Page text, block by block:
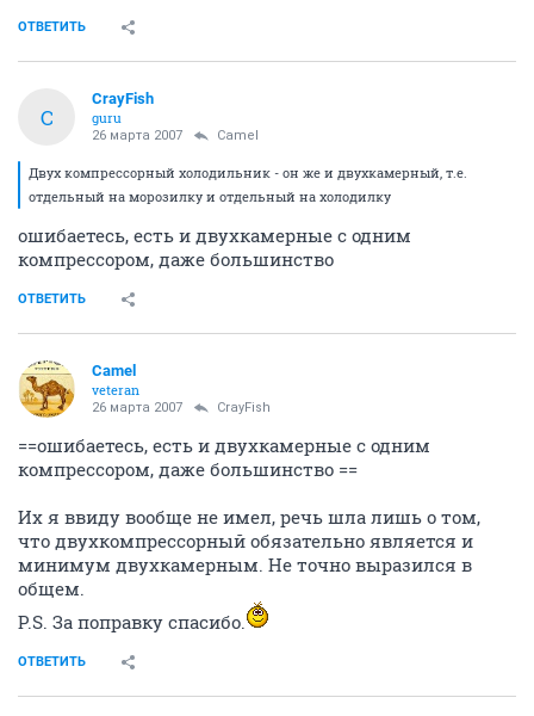
ОТВЕТИТЬ
C
CrayFish
guru
26 марта 2007 Camel
Двух компрессорный холодильник - он же и двухкамерный, т.е.
отдельный на морозилку и отдельный на холодилку
ошибаетесь, есть и двухкамерные с одним
компрессором, даже большинство
ОТВЕТИТЬ
Camel
veteran
26 марта 2007 CrayFish
==ошибаетесь, есть и двухкамерные с одним
компрессором, даже большинство ==
Их я ввиду вообще не имел, речь шла лишь о том,
что двухкомпрессорный обязательно является и
минимум двухкамерным. Не точно выразился в
общем.
P.S. За поправку спасибо.
ОТВЕТИТЬ